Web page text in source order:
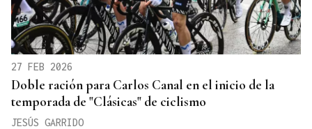
27 FEB 2026
Doble ración para Carlos Canal en el inicio de la
temporada de "Clásicas" de ciclismo
JESÚS GARRIDO